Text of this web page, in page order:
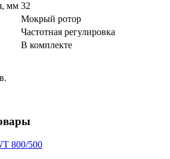
мм 32
Мокрый ротор
Частотная регулировка
В комплекте